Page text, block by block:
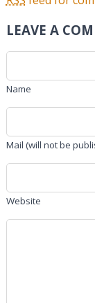
LEAVE A
Name
Mail (will not be
Website